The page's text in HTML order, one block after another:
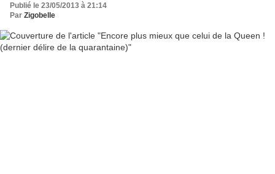
Publié le 23/05/2013 à 21:14
Par Zigobelle